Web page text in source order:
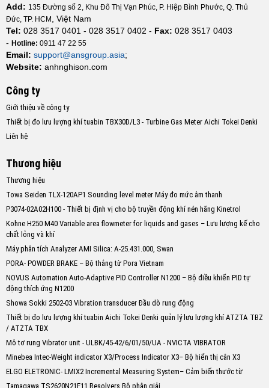
Add: 135 Đường số 2, Khu Đô Thị Vạn Phúc, P. Hiệp Bình Phước, Q. Thủ
Đức, TP. HCM
, Việt Nam
Tel: 028 3517 0401 - 028 3517 0402 - Fax: 028 3517 0403
- Hotline: 0911 47 22 55
Email: support@ansgroup.asia;
Website: anhnghison.com
Công ty
Giới thiệu về công ty
Thiết bị đo lưu lượng khí tuabin TBX30D/L3 - Turbine Gas Meter Aichi Tokei Denki
Liên hệ
Thương hiệu
Thương hiệu
Towa Seiden TLX-120AP1 Sounding level meter Máy đo mức âm thanh
P3074-02A02H100 - Thiết bị định vị cho bộ truyền động khí nén hãng Kinetrol
Kohne H250 M40 Variable area flowmeter for liquids and gases – Lưu lượng kế cho
chất lỏng và khí
Máy phân tích Analyzer AMI Silica: A-25.431.000, Swan
PORA- POWDER BRAKE – Bộ thắng từ Pora Vietnam
NOVUS Automation Auto-Adaptive PID Controller N1200 – Bộ điều khiển PID tự
động thích ứng N1200
Showa Sokki 2502-03 Vibration transducer Đầu dò rung động
Thiết bị đo lưu lượng khí tuabin Aichi Tokei Denki quản lý lưu lượng khí ATZTA TBZ
/ ATZTA TBX
Mô tơ rung Vibrator unit - ULBK/45-42/6/01/50/UA - NVICTA VIBRATOR
Minebea Intec-Weight indicator X3/Process Indicator X3– Bộ hiển thị cân X3
ELGO ELETRONIC- LMIX2 Incremental Measuring System– Cảm biến thước từ
Tamagawa TS2620N21E11 Resolvers Bộ phân giải